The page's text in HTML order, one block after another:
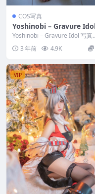
COS写真
Yoshinobi – Gravure
Yoshinobi – Gravure Idol 写真
3 年前 4.9K
VIP